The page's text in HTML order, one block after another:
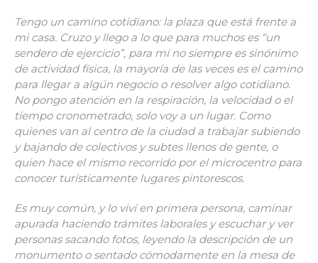
Tengo un camino cotidiano: la plaza que está frente a
mi casa. Cruzo y llego a lo que para muchos es “un
sendero de ejercicio”, para mí no siempre es sinónimo
de actividad física, la mayoría de las veces es el camino
para llegar a algún negocio o resolver algo cotidiano.
No pongo atención en la respiración, la velocidad o el
tiempo cronometrado, solo voy a un lugar. Como
quienes van al centro de la ciudad a trabajar subiendo
y bajando de colectivos y subtes llenos de gente, o
quien hace el mismo recorrido por el microcentro para
conocer turísticamente lugares pintorescos.
Es muy común, y lo viví en primera persona, caminar
apurada haciendo trámites laborales y escuchar y ver
personas sacando fotos, leyendo la descripción de un
monumento o sentado cómodamente en la mesa de